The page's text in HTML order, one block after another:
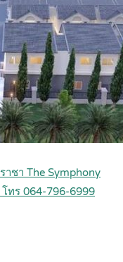
าชา The Symphony
ทร 064-796-6999